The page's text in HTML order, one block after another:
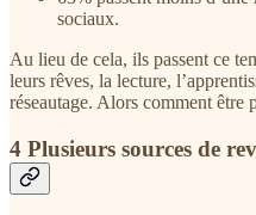
sociaux.
Au lieu de cela, ils passent ce
leurs rêves, la lecture,
réseautage. Alors comment être
4 Plusieurs sources de